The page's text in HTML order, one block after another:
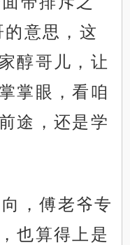
意思，这
醇哥儿，让
掌眼，看咱
途，还是学
，傅老爷专
也算得上是